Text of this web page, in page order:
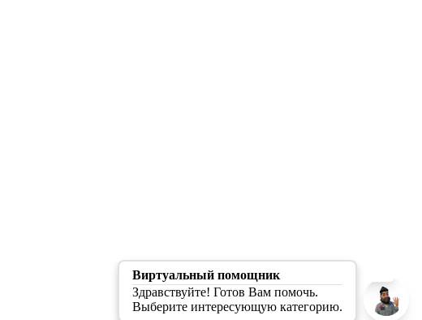
Виртуальный помощник
Здравствуйте! Готов Вам помочь.
Выберите интересующую категорию.
О разработчике